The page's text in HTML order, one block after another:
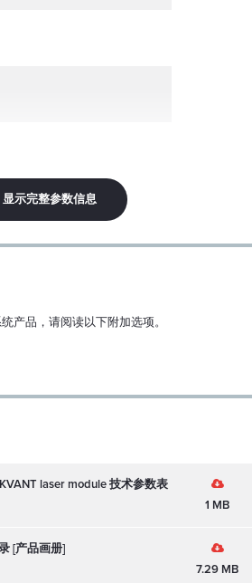
续运行，预热后和 ±3°C）：
显示完整参数信息
产品，请阅读以下附加选项。
laser module 技术参数表
1 MB
[产品画册]
7.29 MB